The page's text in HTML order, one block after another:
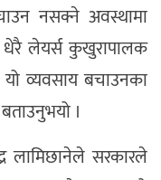
नसक्ने अवस्थामा
धेरै लेयर्स कुखुरापालक
व्यवसाय बचाउनका
।
लामिछानेले सरकारले